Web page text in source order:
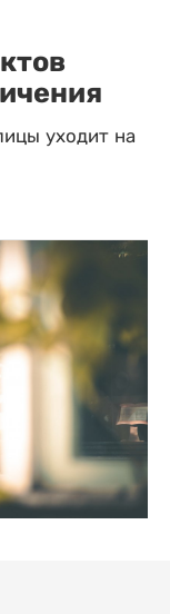
уходит на